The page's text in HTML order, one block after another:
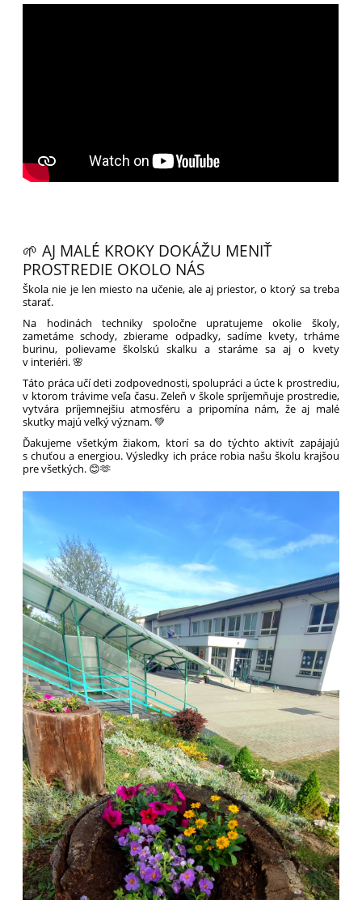
🌱 AJ MALÉ KROKY DOKÁŽU MENIŤ
PROSTREDIE OKOLO NÁS
Škola nie je len miesto na učenie, ale aj priestor, o ktorý sa treba
starať.
Na hodinách techniky spoločne upratujeme okolie školy,
zametáme schody, zbierame odpadky, sadíme kvety, trháme
burinu, polievame školskú skalku a staráme sa aj o kvety
v interiéri. 🌸
Táto práca učí deti zodpovednosti, spolupráci a úcte k prostrediu,
v ktorom trávime veľa času. Zeleň v škole spríjemňuje prostredie,
vytvára príjemnejšiu atmosféru a pripomína nám, že aj malé
skutky majú veľký význam. 💚
Ďakujeme všetkým žiakom, ktorí sa do týchto aktivít zapájajú
s chuťou a energiou. Výsledky ich práce robia našu školu krajšou
pre všetkých. 😊🫶